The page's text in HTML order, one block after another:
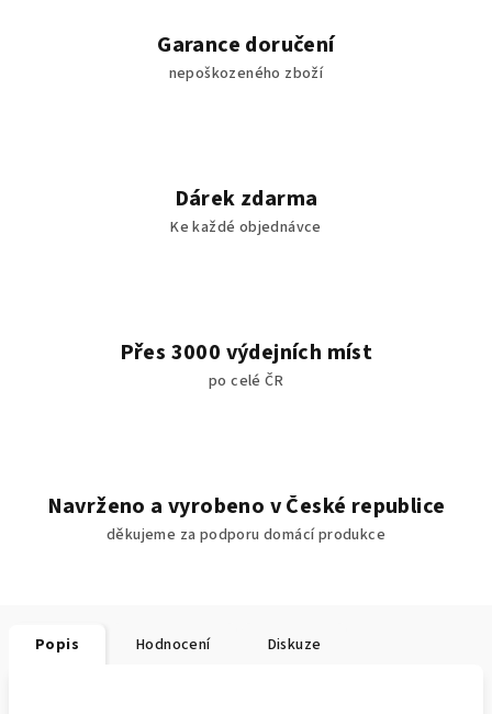
Garance doručení
nepoškozeného zboží
Dárek zdarma
Ke každé objednávce
Přes 3000 výdejních míst
po celé ČR
Navrženo a vyrobeno v České republice
děkujeme za podporu domácí produkce
Popis Hodnocení Diskuze